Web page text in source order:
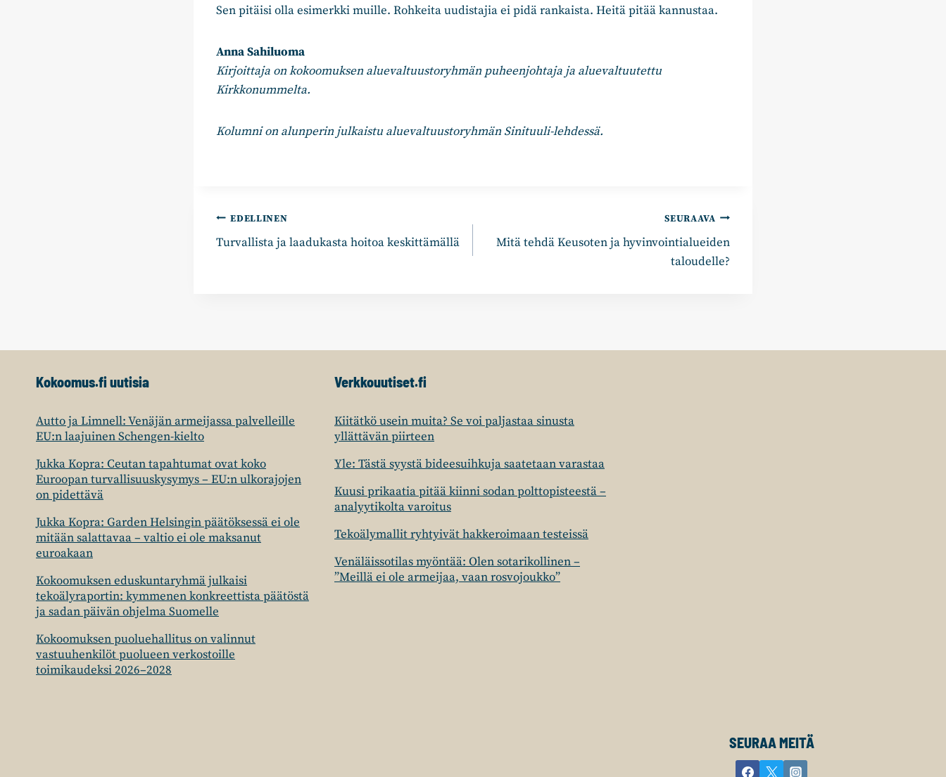
Sen pitäisi olla esimerkki muille. Rohkeita uudistajia ei pidä rankaista. Heitä pitää kannustaa.
Anna Sahiluoma
Kirjoittaja on kokoomuksen aluevaltuustoryhmän puheenjohtaja ja aluevaltuutettu
Kirkkonummelta.
Kolumni on alunperin julkaistu aluevaltuustoryhmän Sinituuli-lehdessä.
Artikkelien
selaus
EDELLINEN
Turvallista ja laadukasta hoitoa keskittämällä
SEURAAVA
Mitä tehdä Keusoten ja hyvinvointialueiden
taloudelle?
Kokoomus.fi uutisia
Autto ja Limnell: Venäjän armeijassa palvelleille
EU:n laajuinen Schengen-kielto
Jukka Kopra: Ceutan tapahtumat ovat koko
Euroopan turvallisuuskysymys – EU:n ulkorajojen
on pidettävä
Jukka Kopra: Garden Helsingin päätöksessä ei ole
mitään salattavaa – valtio ei ole maksanut
euroakaan
Kokoomuksen eduskuntaryhmä julkaisi
tekoälyraportin: kymmenen konkreettista päätöstä
ja sadan päivän ohjelma Suomelle
Kokoomuksen puoluehallitus on valinnut
vastuuhenkilöt puolueen verkostoille
toimikaudeksi 2026–2028
Verkkouutiset.fi
Kiitätkö usein muita? Se voi paljastaa sinusta
yllättävän piirteen
Yle: Tästä syystä bideesuihkuja saatetaan varastaa
Kuusi prikaatia pitää kiinni sodan polttopisteestä –
analyytikolta varoitus
Tekoälymallit ryhtyivät hakkeroimaan testeissä
Venäläissotilas myöntää: Olen sotarikollinen –
”Meillä ei ole armeijaa, vaan rosvojoukko”
SEURAA MEITÄ